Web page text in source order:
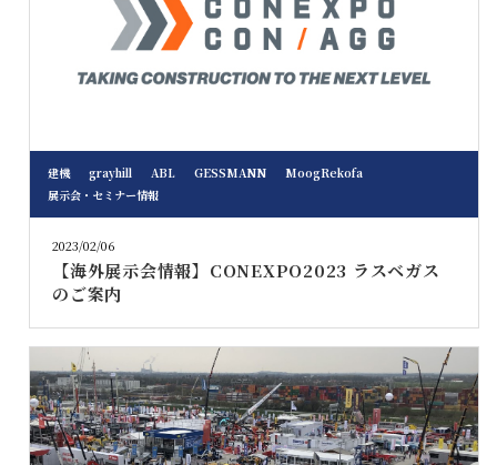
建機 grayhill ABL GESSMANN
MoogRekofa
展示会・セミナー情報
2023/02/06
【海外展示会情報】CONEXPO2023 ラスベガス
のご案内